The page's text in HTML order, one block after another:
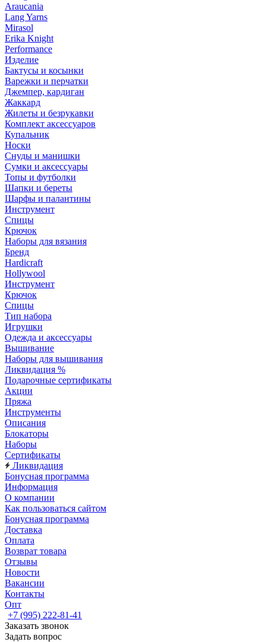
Araucania
Lang Yarns
Mirasol
Erika Knight
Performance
Изделие
Бактусы и косынки
Варежки и перчатки
Джемпер, кардиган
Жаккард
Жилеты и безрукавки
Комплект аксессуаров
Купальник
Носки
Снуды и манишки
Сумки и аксессуары
Топы и футболки
Шапки и береты
Шарфы и палантины
Инструмент
Спицы
Крючок
Наборы для вязания
Бренд
Hardicraft
Hollywool
Инструмент
Крючок
Спицы
Тип набора
Игрушки
Одежда и аксессуары
Вышивание
Наборы для вышивания
Ликвидация %
Подарочные сертификаты
Акции
Пряжа
Инструменты
Описания
Блокаторы
Наборы
Сертификаты
Ликвидация
Бонусная программа
Информация
О компании
Как пользоваться сайтом
Бонусная программа
Доставка
Оплата
Возврат товара
Отзывы
Новости
Вакансии
Контакты
Опт
+7 (995) 222-81-41
Заказать звонок
Задать вопрос